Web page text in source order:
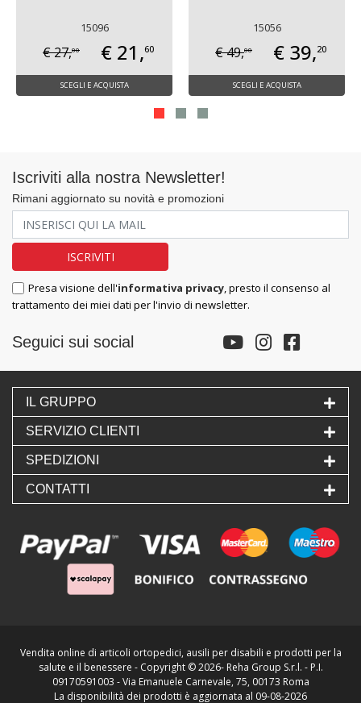
15096
€ 27,00 € 21,60
SCEGLI E ACQUISTA
15056
€ 49,00 € 39,20
SCEGLI E ACQUISTA
Iscriviti alla nostra Newsletter!
Rimani aggiornato su novità e promozioni
Presa visione dell'informativa privacy , presto il consenso al
trattamento dei miei dati per l'invio di newsletter.
Seguici sui social
IL GRUPPO
SERVIZIO CLIENTI
SPEDIZIONI
CONTATTI
Vendita online di articoli ortopedici, ausili per disabili e prodotti per la
salute e il benessere - Copyright ©2026- Reha Group S.r.l. - P.I.
09170591003 - Via Emanuele Carnevale, 75, 00173 Roma
La disponibilità dei prodotti è aggiornata al 09-08-2026